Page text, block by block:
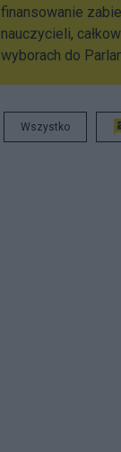
finansowanie
nauczycieli,
wyborach do
Wszystko